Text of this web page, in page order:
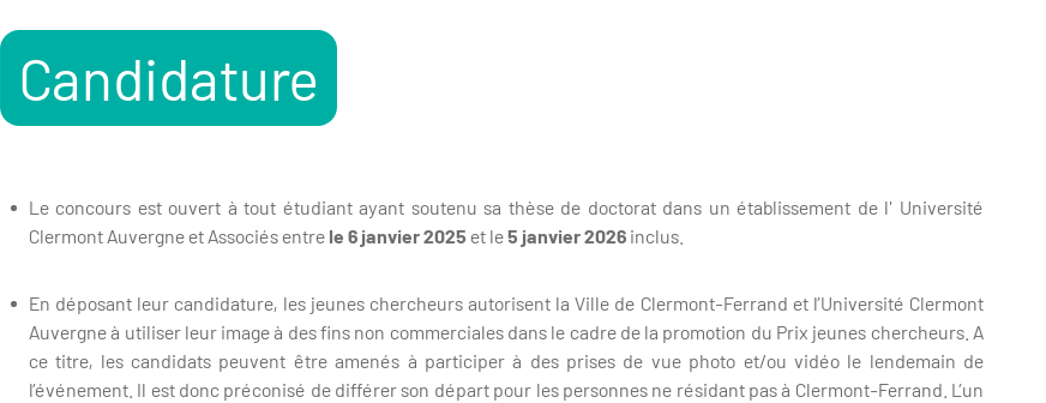
Candidature
Le concours est ouvert à tout étudiant ayant soutenu sa thèse de doctorat dans un établissement de l' Université
Clermont Auvergne et Associés entre le 6 janvier 2025 et le5 janvier 2026inclus.
En déposant leur candidature, les jeunes chercheurs autorisent la Ville de Clermont-Ferrand et l’Université Clermont
Auvergne à utiliser leur image à des fins non commerciales dans le cadre de la promotion du Prix jeunes chercheurs. A
ce titre, les candidats peuvent être amenés à participer à des prises de vue photo et/ou vidéo le lendemain de
l’événement. Il est donc préconisé de différer son départ pour les personnes ne résidant pas à Clermont-Ferrand. L’un